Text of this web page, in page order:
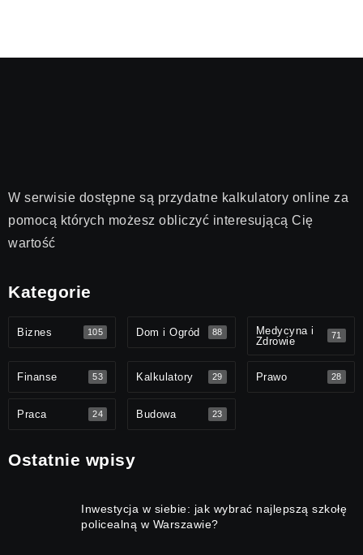
W serwisie dostępne są przydatne kalkulatory online za
pomocą których możesz obliczyć interesującą Cię
wartość
Kategorie
Biznes 105 Dom i Ogród 88
Medycyna i
Zdrowie
71
Finanse 53 Kalkulatory 29 Prawo 28
Praca 24 Budowa 23
Ostatnie wpisy
Inwestycja w siebie: jak wybrać najlepszą szkołę
policealną w Warszawie?